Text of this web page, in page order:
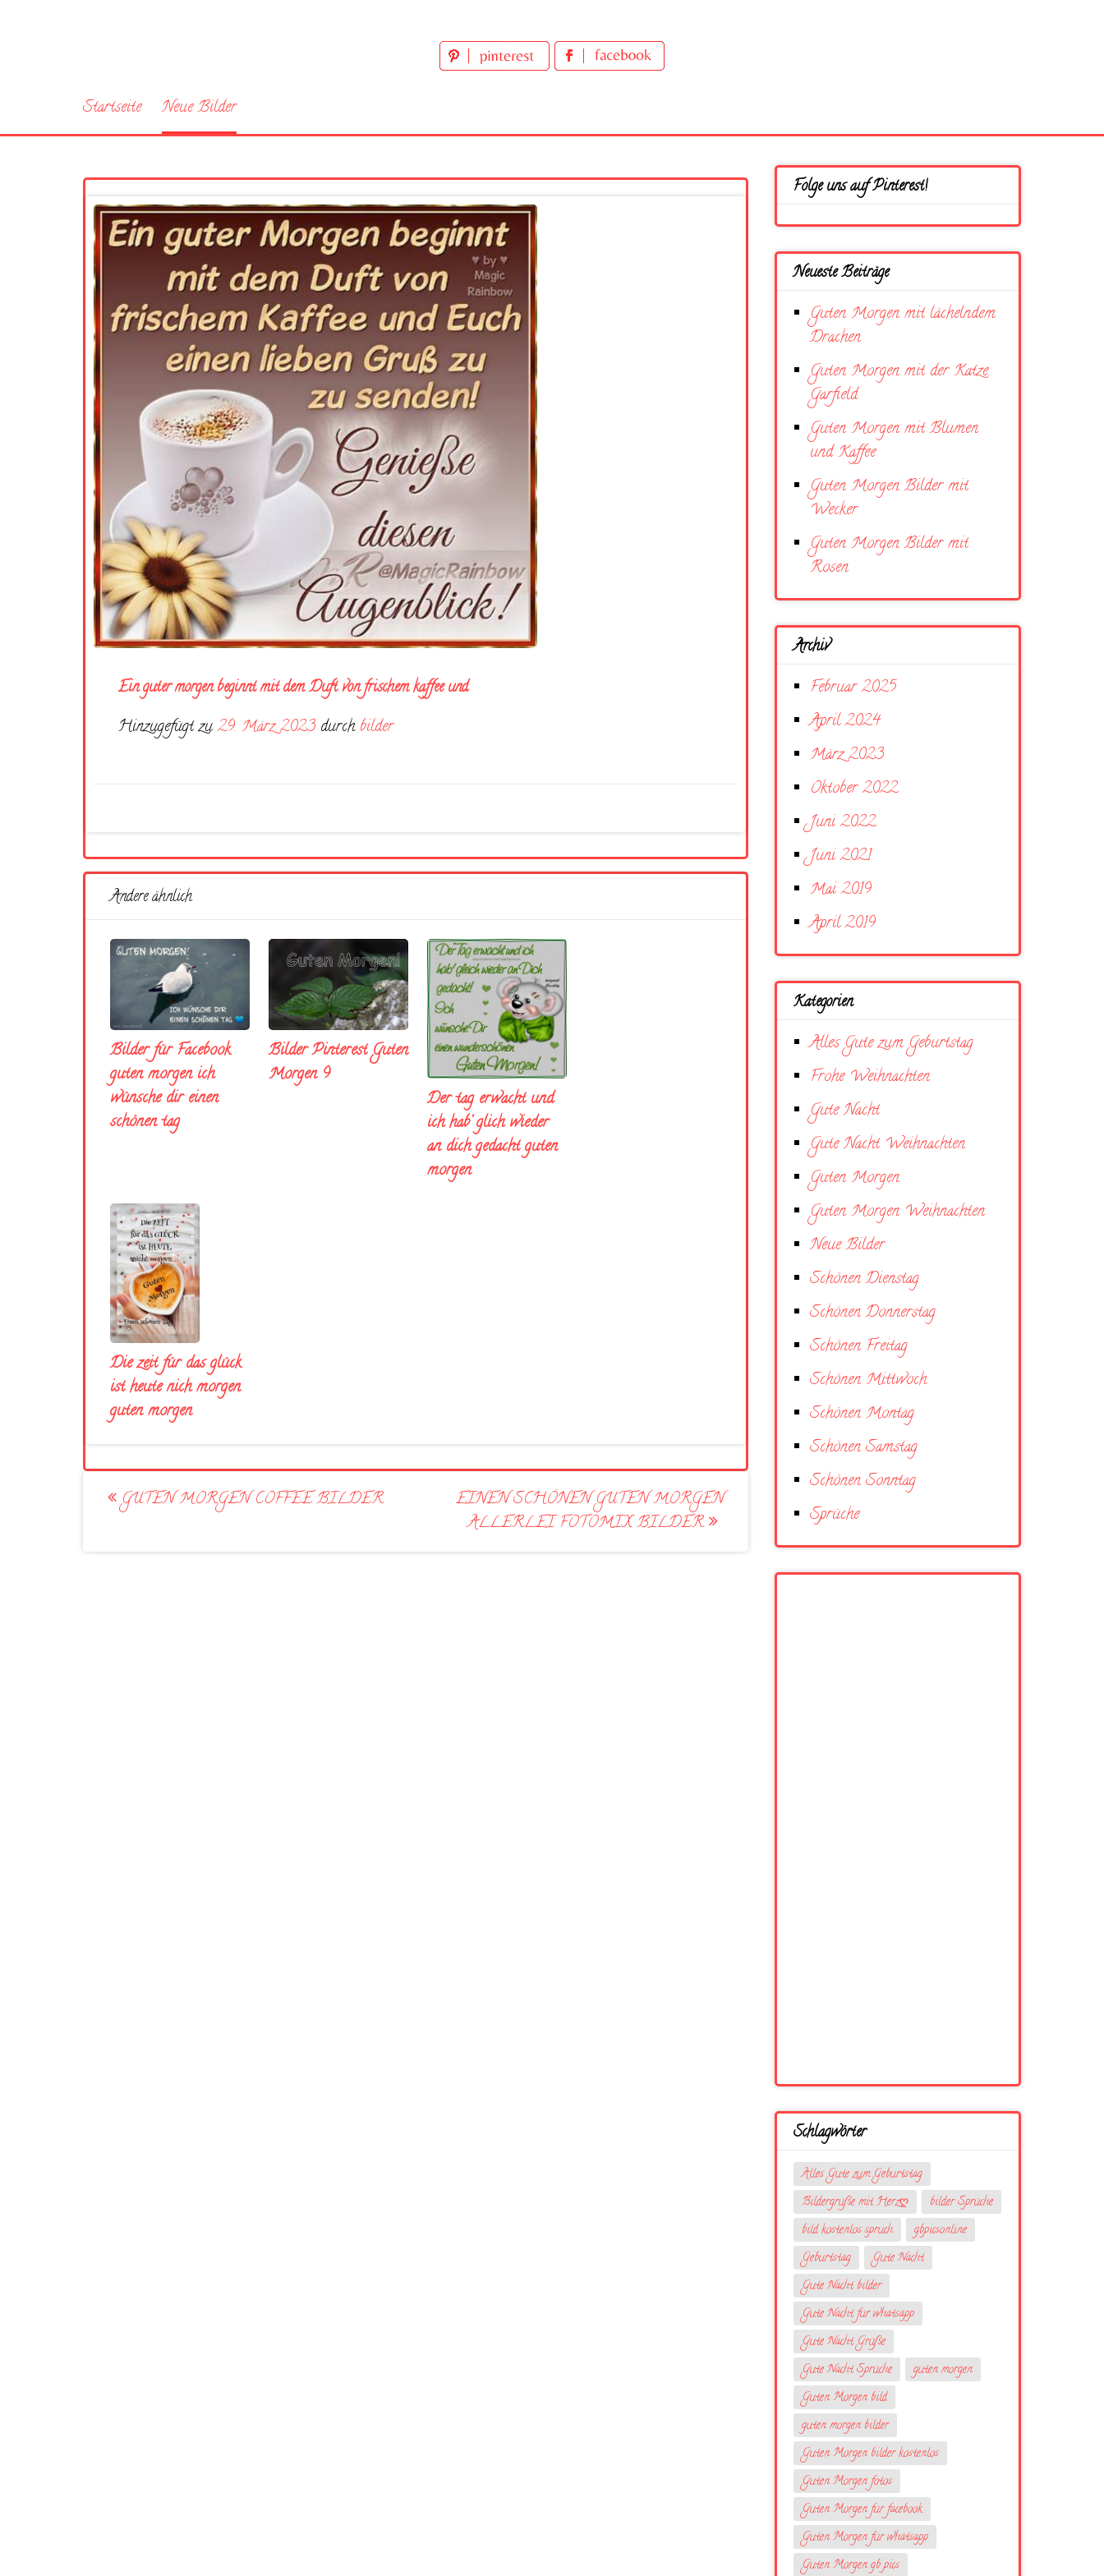
Startseite Neue Bilder
Ein guter morgen beginnt mit dem Duft von frischem kaffee und
Hinzugefügt zu29. März 2023 durch bilder
Andere ähnlich
Bilder für Facebook
guten morgen ich
wünsche dir einen
schönen tag
Bilder Pinterest Guten
Morgen 9
Der tag erwacht und
ich hab’ glich wieder
an dich gedacht guten
morgen
Die zeit für das glück
ist heute nich morgen
guten morgen
Post
navigation
GUTEN MORGEN COFFEE BILDER
EINEN SCHÖNEN GUTEN MORGEN
ALLERLEI FOTOMIX BILDER
Folge uns auf Pinterest!
Neueste Beiträge
Guten Morgen mit lächelndem
Drachen
Guten Morgen mit der Katze
Garfield
Guten Morgen mit Blumen
und Kaffee
Guten Morgen Bilder mit
Wecker
Guten Morgen Bilder mit
Rosen
Archiv
Februar 2025
April 2024
März 2023
Oktober 2022
Juni 2022
Juni 2021
Mai 2019
April 2019
Kategorien
Alles Gute zum Geburtstag
Frohe Weihnachten
Gute Nacht
Gute Nacht Weihnachten
Guten Morgen
Guten Morgen Weihnachten
Neue Bilder
Schönen Dienstag
Schönen Donnerstag
Schönen Freitag
Schönen Mittwoch
Schönen Montag
Schönen Samstag
Schönen Sonntag
Sprüche
Schlagwörter
Alles Gute zum Geburtstag
Bildergrüße mit Herzღ
bilder Sprüche
bild kostenlos spruch
gbpicsonline
Geburtstag
Gute Nacht
Gute Nacht bilder
Gute Nacht für whatsapp
Gute Nacht Grüße
Gute Nacht Sprüche
guten morgen
Guten Morgen bild
guten morgen bilder
Guten Morgen bilder kostenlos
Guten Morgen fotos
Guten Morgen für facebook
Guten Morgen für whatsapp
Guten Morgen gb pics